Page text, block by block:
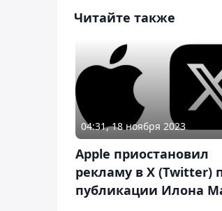
Читайте также
04:31, 18 ноября 2023
Apple приостановил
рекламу в Х (Twitter)
публикации Илона